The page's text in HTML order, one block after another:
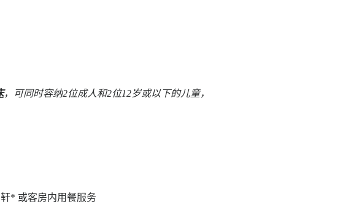
，可同时容纳2位成人和2位12岁或以下的儿童，
* 或客房内用餐服务